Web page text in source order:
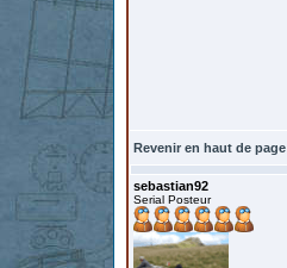
Revenir en haut de page
sebastian92
Serial Posteur